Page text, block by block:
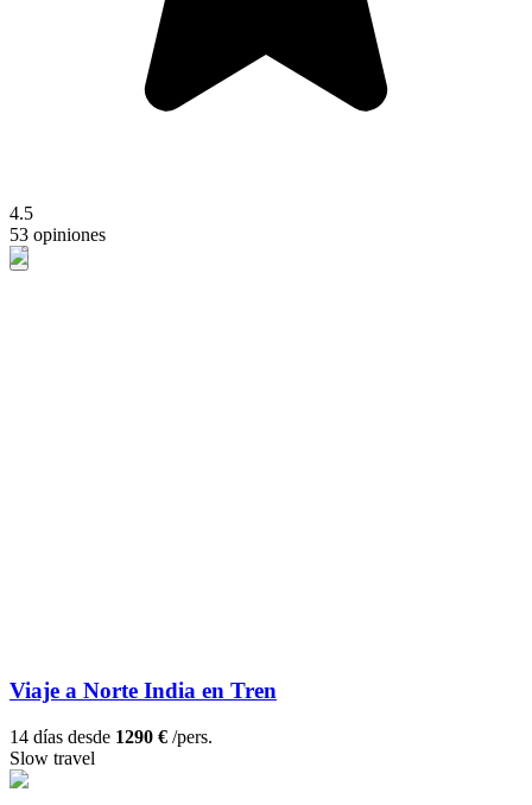
4.5
53 opiniones
Viaje a Norte India en Tren
14 días desde 1290 € /pers.
Slow travel